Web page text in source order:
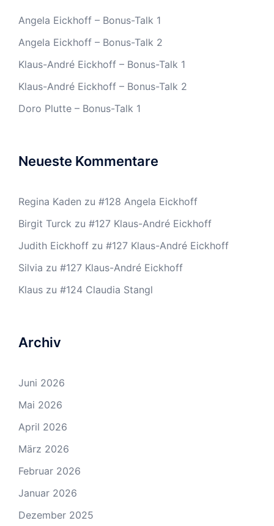
Angela Eickhoff – Bonus-Talk 1
Angela Eickhoff – Bonus-Talk 2
Klaus-André Eickhoff – Bonus-Talk 1
Klaus-André Eickhoff – Bonus-Talk 2
Doro Plutte – Bonus-Talk 1
Neueste Kommentare
Regina Kaden zu #128 Angela Eickhoff
Birgit Turck zu #127 Klaus-André Eickhoff
Judith Eickhoff zu #127 Klaus-André Eickhoff
Silvia zu #127 Klaus-André Eickhoff
Klaus zu #124 Claudia Stangl
Archiv
Juni 2026
Mai 2026
April 2026
März 2026
Februar 2026
Januar 2026
Dezember 2025